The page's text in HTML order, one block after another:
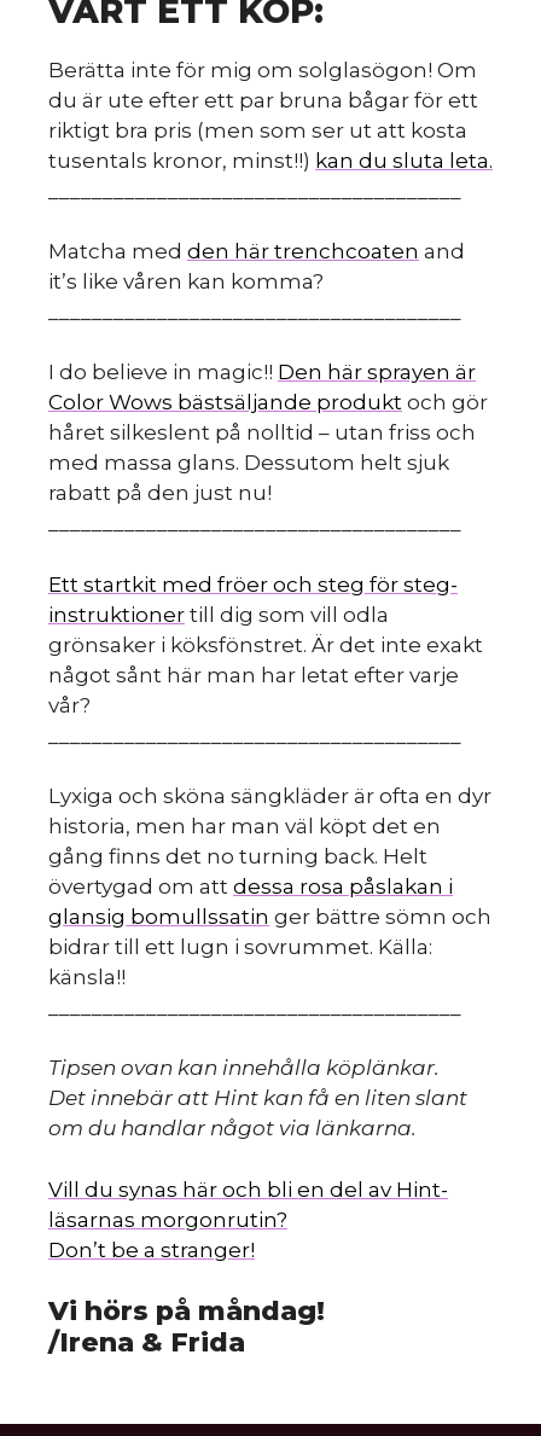
VÄRT ETT KÖP:
Berätta inte för mig om solglasögon! Om
du är ute efter ett par bruna bågar för ett
riktigt bra pris (men som ser ut att kosta
tusentals kronor, minst!!) kan du sluta leta.
Matcha med den här trenchcoaten and
it’s like våren kan komma?
I do believe in magic!! Den här sprayen är
Color Wows bästsäljande produkt och gör
håret silkeslent på nolltid – utan friss och
med massa glans. Dessutom helt sjuk
rabatt på den just nu!
Ett startkit med fröer och steg för steg-
instruktioner till dig som vill odla
grönsaker i köksfönstret. Är det inte exakt
något sånt här man har letat efter varje
vår?
Lyxiga och sköna sängkläder är ofta en dyr
historia, men har man väl köpt det en
gång finns det no turning back. Helt
övertygad om att dessa rosa påslakan i
glansig bomullssatin ger bättre sömn och
bidrar till ett lugn i sovrummet. Källa:
känsla!!
Tipsen ovan kan innehålla köplänkar.
Det innebär att Hint kan få en liten slant
om du handlar något via länkarna.
Vill du synas här och bli en del av Hint-
läsarnas morgonrutin?
Don’t be a stranger!
Vi hörs på måndag!
/Irena & Frida